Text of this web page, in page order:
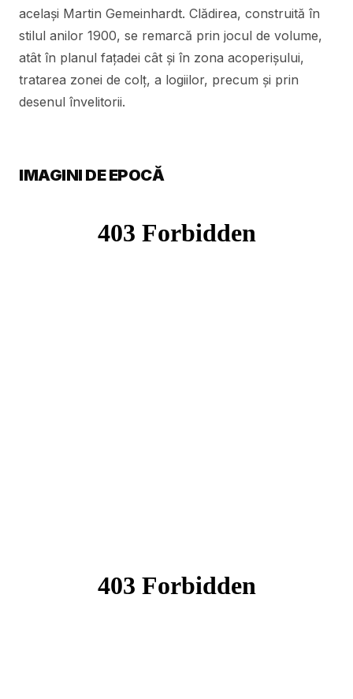
același Martin Gemeinhardt. Clădirea, construită în
stilul anilor 1900, se remarcă prin jocul de volume,
atât în planul fațadei cât și în zona acoperișului,
tratarea zonei de colț, a logiilor, precum și prin
desenul învelitorii.
IMAGINI DE EPOCĂ